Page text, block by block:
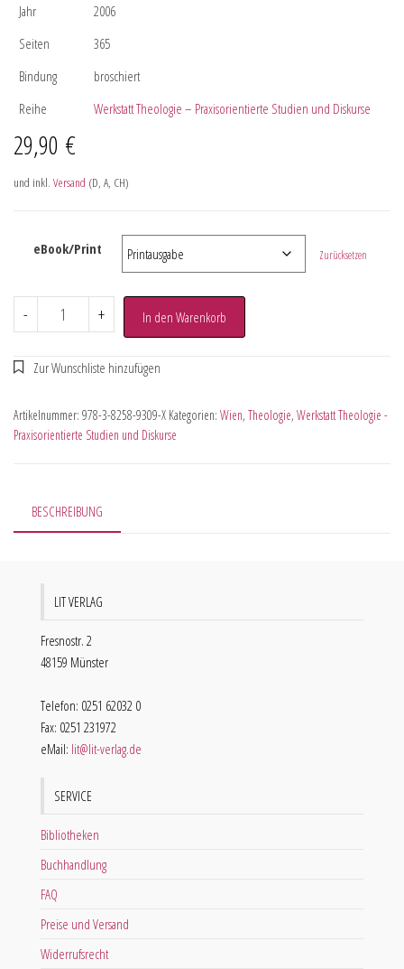
Jahr
2006
Seiten
365
Bindung
broschiert
Reihe
Werkstatt Theologie – Praxisorientierte Studien und Diskurse
29,90 €
und inkl. Versand (D, A, CH)
eBook/Print Zurücksetzen
- + In den Warenkorb
Artikelnummer: 978-3-8258-9309-X Kategorien: Wien, Theologie, Werkstatt Theologie -
Praxisorientierte Studien und Diskurse
BESCHREIBUNG
LIT VERLAG
Fresnostr. 2
48159 Münster
Telefon: 0251 62032 0
Fax: 0251 231972
eMail: lit@lit-verlag.de
SERVICE
Bibliotheken
Buchhandlung
FAQ
Preise und Versand
Widerrufsrecht